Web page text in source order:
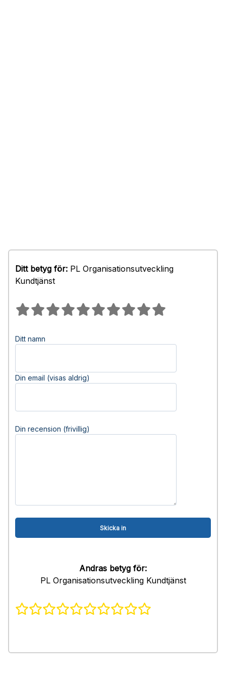
Ditt betyg för: PL Organisationsutveckling
Kundtjänst
Ditt namn
Din email (visas aldrig)
Din recension (frivillig)
Andras betyg för:
PL Organisationsutveckling Kundtjänst